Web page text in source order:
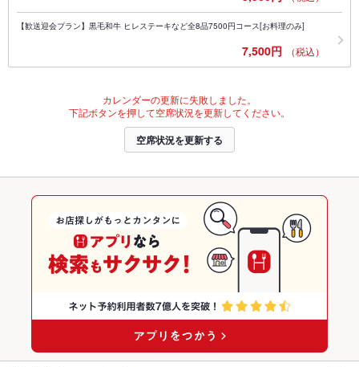
【歓送迎会プラン】黒毛和牛 ヒレステーキなど全8品7500円コース[お料理のみ]
7,500円 （税込）
カレンダーの更新に失敗しました。
下記ボタンを押して空席状況を更新してください。
空席状況を更新する